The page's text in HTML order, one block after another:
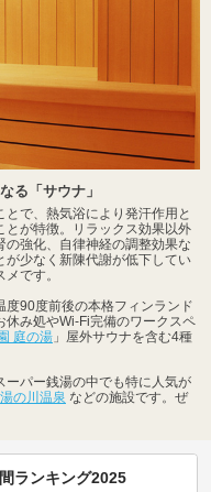
る「サウナ」
とで、熱気浴により発汗作用と
とが特徴。リラックス効果以外
強化、自律神経の調整効果な
が少なく新陳代謝が低下してい
です。
度90度前後の本格フィンランド
み処やWi-Fi完備のワークスペ
庭の湯 」屋外サウナを含む4種
ーパー銭湯の中でも特に人気が
湯の川温泉 などの施設です。ぜ
ランキング2025